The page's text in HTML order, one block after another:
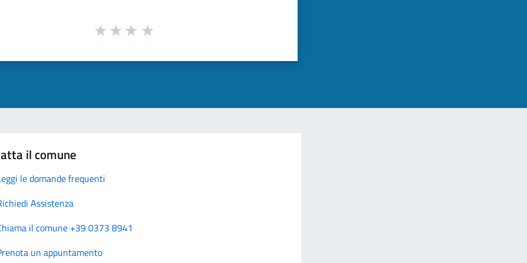
il comune
le domande frequenti
Assistenza
il comune +39 0373 8941
un appuntamento